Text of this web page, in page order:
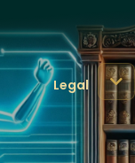
Legal